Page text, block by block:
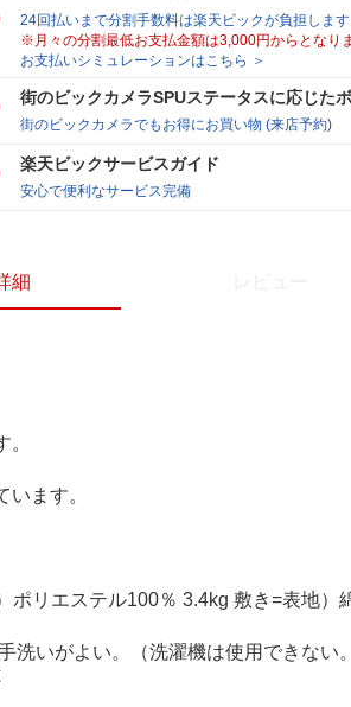
24回払いまで分割手数料は楽天ビックが負担します
※月々の分割最低お支払金額は3,000円からとなりま
お支払いシミュレーションはこちら ＞
街のビックカメラSPUステータスに応じた
街のビックカメラでもお得にお買い物 (来店予約)
楽天ビックサービスガイド
安心で便利なサービス完備
細
ます。
リエステル100％ 3.4kg 敷き=表地）
いがよい。（洗濯機は使用できない